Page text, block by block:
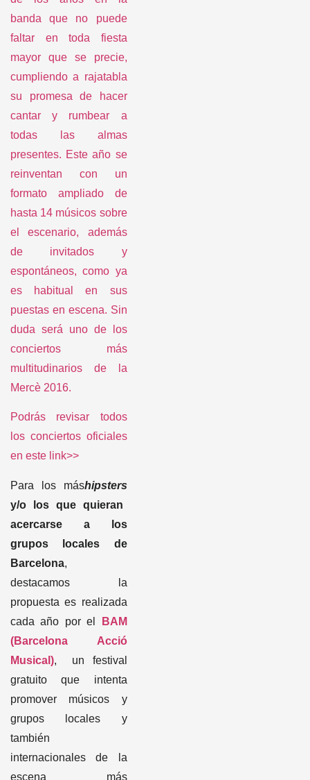
todas las almas
presentes. Este año se
reinventan con un
formato ampliado de
hasta 14 músicos sobre
el escenario, además
de invitados y
espontáneos, como ya
es habitual en sus
puestas en escena. Sin
duda será uno de los
conciertos más
multitudinarios de la
Mercè 2016.
Podrás revisar todos
los conciertos oficiales
en este link>>
Para los más
hipsters
y/o los que quieran
grupos locales de
Barcelona,
destacamos la
propuesta es realizada
cada año por el
(Barcelona Acció
, un festival
gratuito que intenta
promover músicos y
grupos locales y
también
internacionales de la
escena más
underground
.
conciertos se
desarrollan en la zona
Raval.
con el vídeo de
la web